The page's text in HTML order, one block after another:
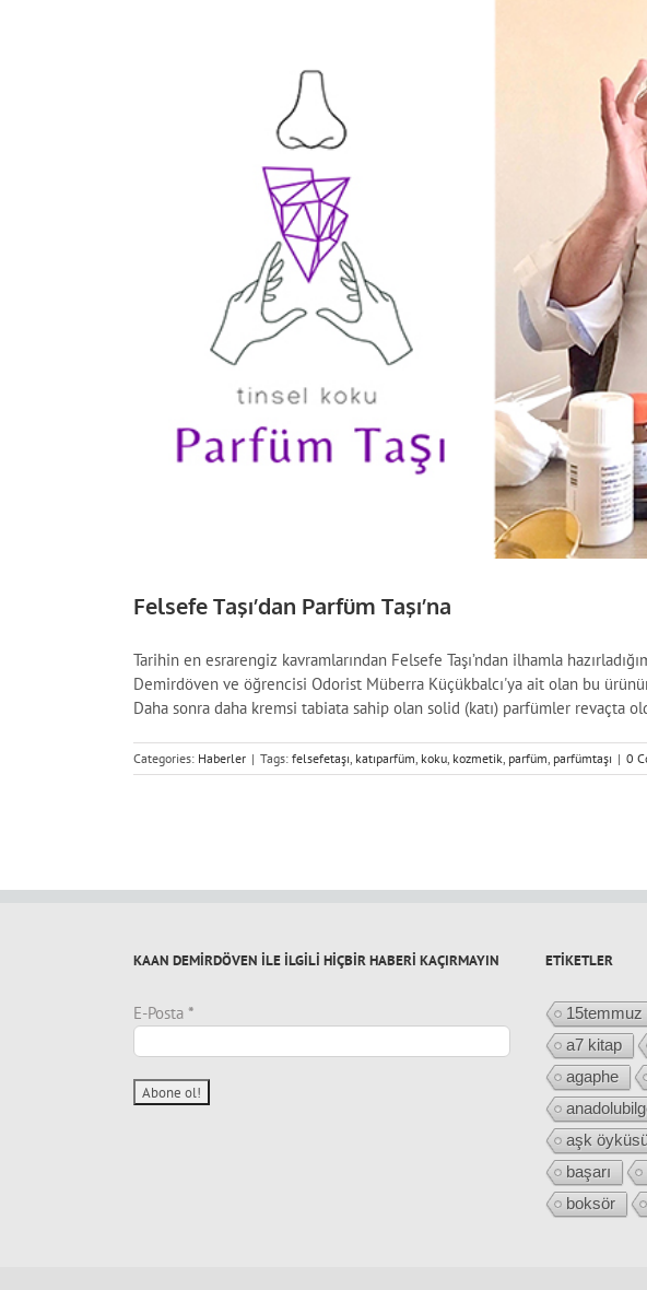
Felsefe Taşı’dan Parfüm Taşı’na
Tarihin en esrarengiz kavramlarından Felsefe Taşı’ndan ilhamla
Demirdöven ve öğrencisi Odorist Müberra Küçükbalcı'ya ait olan bu
Daha sonra daha kremsi tabiata sahip olan solid (katı) parfümler revaçta
Categories: Haberler | Tags: felsefetaşı katıparfüm koku kozmetik parfüm parfümtaşı | 0
KAAN DEMİRDÖVEN İLE İLGİLİ HİÇBİR HABERİ KAÇIRMAYIN
E-Posta *
ETIKETLER
15temmuz
a7 kitap
agaphe
aşk
başarı
boksör